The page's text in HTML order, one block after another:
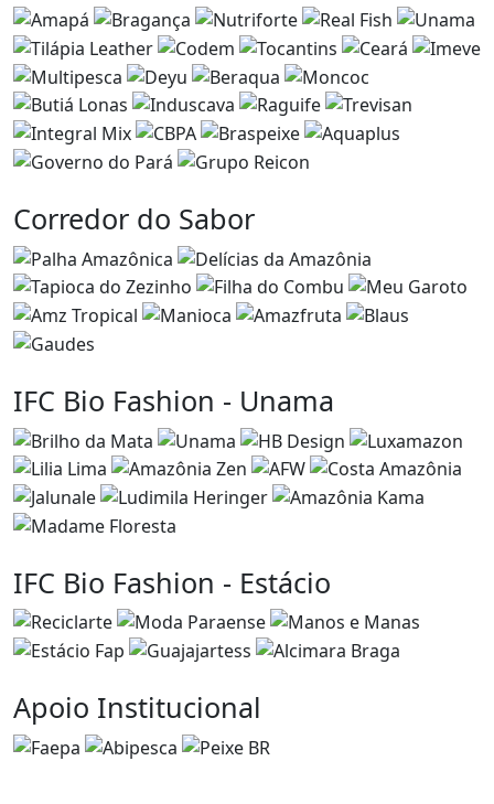
Corredor do Sabor
IFC Bio Fashion - Unama
IFC Bio Fashion - Estácio
Apoio Institucional